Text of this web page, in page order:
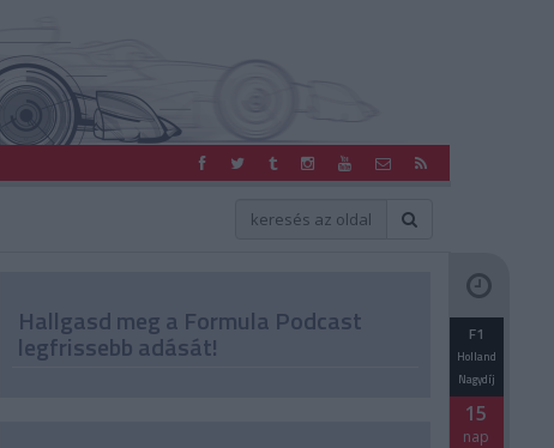
Hallgasd meg a Formula Podcast
legfrissebb adását! F1
Holland
Nagydíj
15
nap